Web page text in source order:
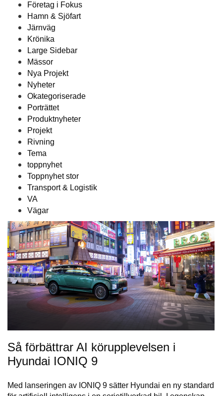
Företag i Fokus
Hamn & Sjöfart
Järnväg
Krönika
Large Sidebar
Mässor
Nya Projekt
Nyheter
Okategoriserade
Porträttet
Produktnyheter
Projekt
Rivning
Tema
toppnyhet
Toppnyhet stor
Transport & Logistik
VA
Vägar
Så förbättrar AI körupplevelsen i
Hyundai IONIQ 9
Med lanseringen av IONIQ 9 sätter Hyundai en ny standard